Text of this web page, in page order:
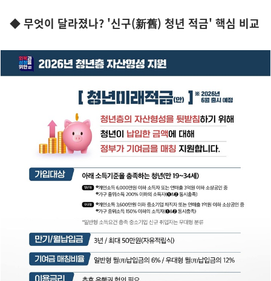
◆ 무엇이 달라졌나? '신구(新舊) 청년 적금' 핵심 비교